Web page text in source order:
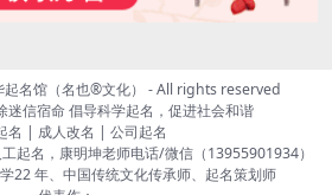
起名馆（名也®文化） - All rights reserved
迷信宿命 倡导科学起名，促进社会和谐
名 | 成人改名 | 公司起名
起名，康明坤老师电话/微信（13955901934）
22 年、中国传统文化传承师、起名策划师